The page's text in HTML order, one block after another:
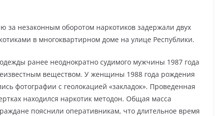
за незаконным оборотом наркотиков задержали двух
в многоквартирном доме на улице Республики.
ранее неоднократно судимого мужчины 1987 года
веществом. У женщины 1988 года рождения
фотографии с геолокацией «закладок». Проведенная
находился наркотик методон. Общая масса
пояснили оперативникам, что длительное время